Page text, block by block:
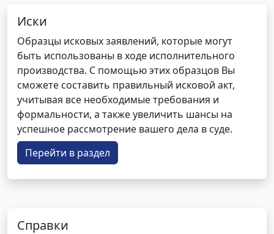
Иски
Образцы исковых заявлений, которые могут
быть использованы в ходе исполнительного
производства. С помощью этих образцов Вы
сможете составить правильный исковой акт,
учитывая все необходимые требования и
формальности, а также увеличить шансы на
успешное рассмотрение вашего дела в суде.
Перейти в раздел
Справки